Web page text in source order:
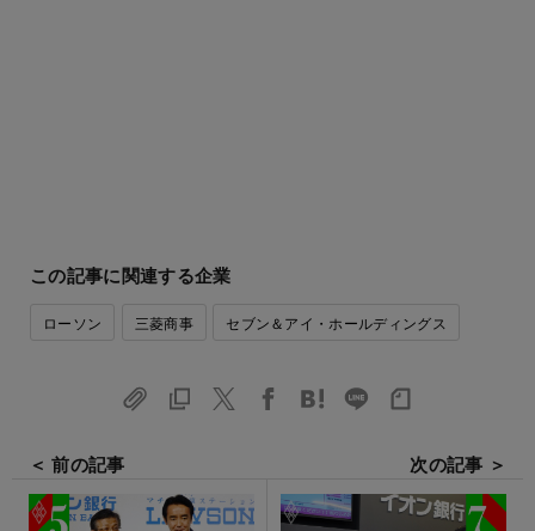
この記事に関連する企業
ローソン 三菱商事 セブン＆アイ・ホールディングス
＜ 前の記事 次の記事 ＞